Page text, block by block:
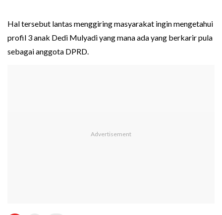
Hal tersebut lantas menggiring masyarakat ingin mengetahui
profil 3 anak Dedi Mulyadi yang mana ada yang berkarir pula
sebagai anggota DPRD.